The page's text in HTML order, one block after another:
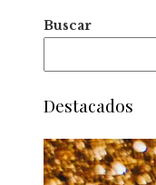
Buscar
Destacados